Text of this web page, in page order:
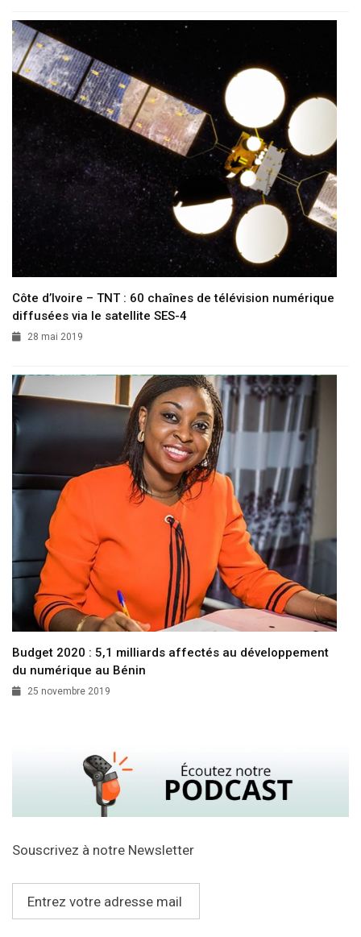
Côte d’Ivoire – TNT : 60 chaînes de télévision numérique
diffusées via le satellite SES-4
28 mai 2019
Budget 2020 : 5,1 milliards affectés au développement
du numérique au Bénin
25 novembre 2019
Souscrivez à notre Newsletter